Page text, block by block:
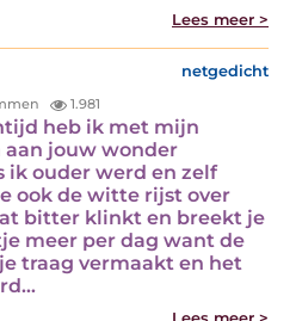
Lees meer >
netgedicht
1.981
heb ik met mijn
aan jouw wonder
ik ouder werd en zelf
ook de witte rijst over
bitter klinkt en breekt je
meer per dag want de
traag vermaakt en het